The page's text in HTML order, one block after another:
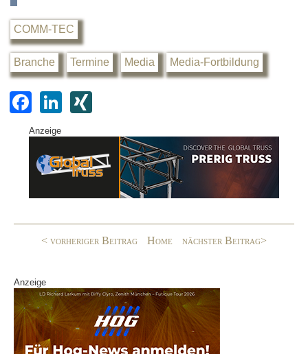
COMM-TEC
Branche Termine Media Media-Fortbildung
F
a
c
e
o
Li
k
e
G
Anzeige
< vorheriger Beitrag Home nächster Beitrag>
Anzeige